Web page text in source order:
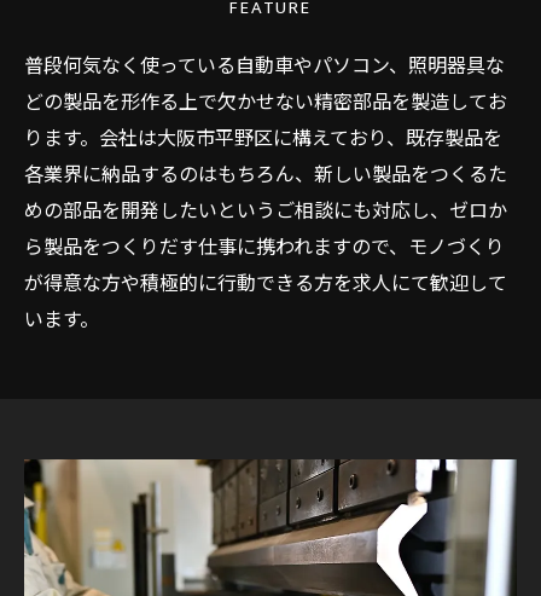
FEATURE
普段何気なく使っている自動車やパソコン、照明器具な
どの製品を形作る上で欠かせない精密部品を製造してお
ります。会社は大阪市平野区に構えており、既存製品を
各業界に納品するのはもちろん、新しい製品をつくるた
めの部品を開発したいというご相談にも対応し、ゼロか
ら製品をつくりだす仕事に携われますので、モノづくり
が得意な方や積極的に行動できる方を求人にて歓迎して
います。